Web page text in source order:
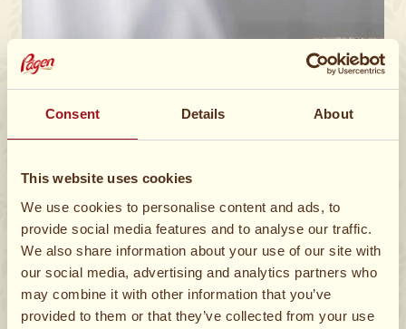
Consent Details About
This website uses cookies
We use cookies to personalise content and ads, to
provide social media features and to analyse our traffic.
We also share information about your use of our site with
our social media, advertising and analytics partners who
may combine it with other information that you’ve
provided to them or that they’ve collected from your use